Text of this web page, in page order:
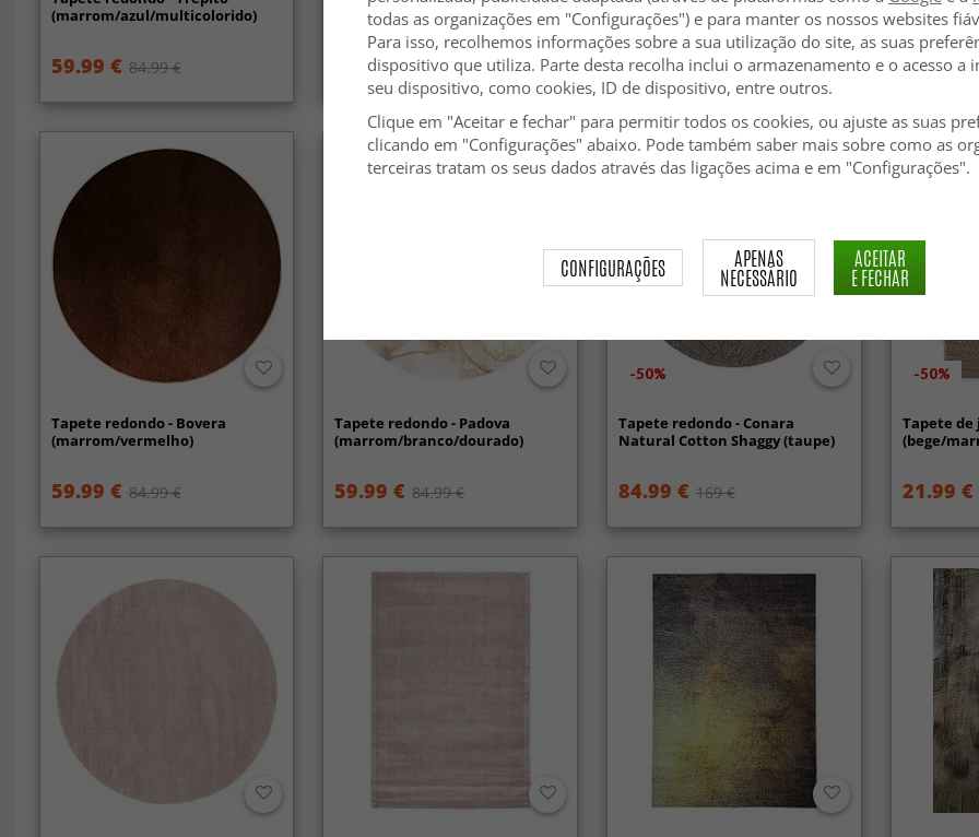
(marrom/azul/multicolorido)
59.99 € 84.99 € 38.99 € 129.99 €
(marrom/azul/multicolorido)
99.99 € 129.99 €
(marrom/
59.99 €
Tapete redondo - Bovera
(marrom/vermelho)
59.99 € 84.99 €
Tapete redondo - Padova
(marrom/branco/dourado)
59.99 € 84.99 €
-50%
Tapete redondo - Conara
Natural Cotton Shaggy (taupe)
84.99 € 169 €
-50%
Tapete de
(bege/
21.99 €
todas as organizações em "Configurações") e para manter os nossos websites
Para isso, recolhemos informações sobre a sua utilização do site, as suas
dispositivo que utiliza. Parte desta recolha inclui o armazenamento e o acesso a
seu dispositivo, como cookies, ID de dispositivo, entre outros.
Clique em "Aceitar e fechar" para permitir todos os cookies, ou ajuste as suas
clicando em "Configurações" abaixo. Pode também saber mais sobre como as
terceiras tratam os seus dados através das ligações acima e em "Configurações".
CONFIGURAÇÕES APENAS
NECESSÁRIO
ACEITAR
E FECHAR